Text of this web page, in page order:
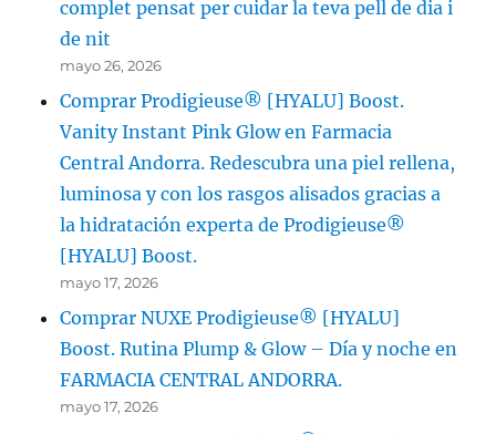
complet pensat per cuidar la teva pell de dia i
de nit
mayo 26, 2026
Comprar Prodigieuse® [HYALU] Boost.
Vanity Instant Pink Glow en Farmacia
Central Andorra. Redescubra una piel rellena,
luminosa y con los rasgos alisados gracias a
la hidratación experta de Prodigieuse®
[HYALU] Boost.
mayo 17, 2026
Comprar NUXE Prodigieuse® [HYALU]
Boost. Rutina Plump & Glow – Día y noche en
FARMACIA CENTRAL ANDORRA.
mayo 17, 2026